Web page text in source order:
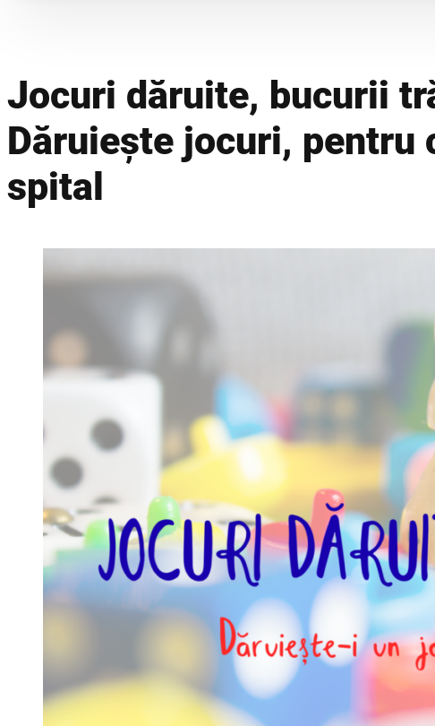
Jocuri dăruite, bucurii
Dăruiește jocuri, pentru
spital